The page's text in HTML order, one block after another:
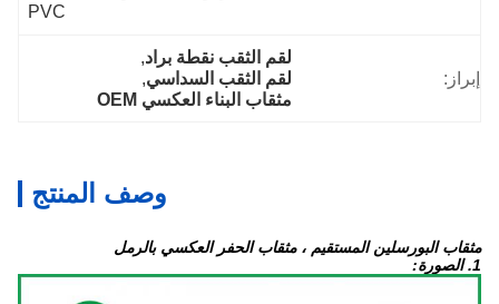
PVC
إبراز:
لقم الثقب نقطة براد,
لقم الثقب السداسي ,
مثقاب البناء العكسي OEM
وصف المنتج
مثقاب البورسلين المستقيم ، مثقاب الحفر العكسي بالرمل